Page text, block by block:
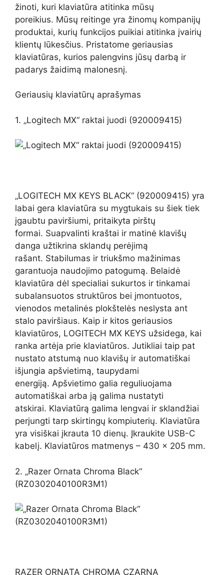
žinoti, kuri klaviatūra atitinka mūsų
poreikius. Mūsų reitinge yra žinomų kompanijų
produktai, kurių funkcijos puikiai atitinka įvairių
klientų lūkesčius. Pristatome geriausias
klaviatūras, kurios palengvins jūsų darbą ir
padarys žaidimą malonesnį.
Geriausių klaviatūrų aprašymas
1. „Logitech MX“ raktai juodi (920009415)
„LOGITECH MX KEYS BLACK“ (920009415) yra
labai gera klaviatūra su mygtukais su šiek tiek
įgaubtu paviršiumi, pritaikyta pirštų
formai. Suapvalinti kraštai ir matinė klavišų
danga užtikrina sklandų perėjimą
rašant. Stabilumas ir triukšmo mažinimas
garantuoja naudojimo patogumą. Belaidė
klaviatūra dėl specialiai sukurtos ir tinkamai
subalansuotos struktūros bei įmontuotos,
vienodos metalinės plokštelės neslysta ant
stalo paviršiaus. Kaip ir kitos geriausios
klaviatūros, LOGITECH MX KEYS užsidega, kai
ranka artėja prie klaviatūros. Jutikliai taip pat
nustato atstumą nuo klavišų ir automatiškai
išjungia apšvietimą, taupydami
energiją. Apšvietimo galia reguliuojama
automatiškai arba ją galima nustatyti
atskirai. Klaviatūrą galima lengvai ir sklandžiai
perjungti tarp skirtingų kompiuterių. Klaviatūra
yra visiškai įkrauta 10 dienų. Įkraukite USB-C
kabelį. Klaviatūros matmenys – 430 x 205 mm.
2. „Razer Ornata Chroma Black“
(RZ0302040100R3M1)
RAZER ORNATA CHROMA CZARNA